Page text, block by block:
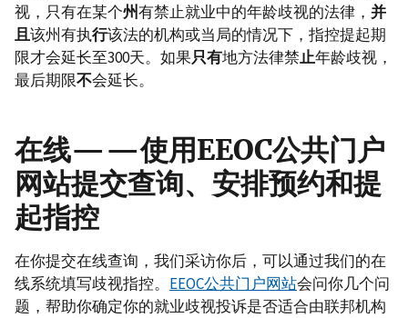
视，只有在某个州有禁止就业中的年龄歧视的法律， 并
且该州有执行该法的机构或当局的情况下，指控提起期
限才会延长至300天。如果只有地方法律禁止年龄歧视，
最后期限不会延长。
在线——使用EEOC公共门户
网站提交查询、安排预约和提
起指控
在你提交在线查询，我们采访你后，可以通过我们的在
线系统填写歧视指控。 EEOC公共门户网站会问你几个问
题，帮助你确定你的就业歧视投诉是否适合由联邦机构